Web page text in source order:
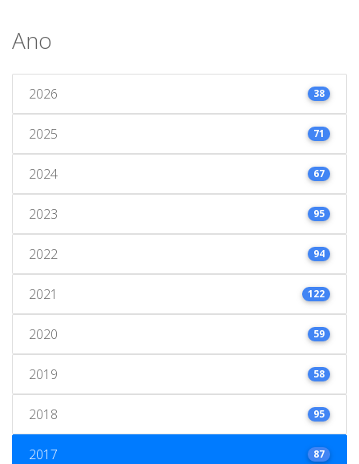
Ano
2026 38
2025 71
2024 67
2023 95
2022 94
2021 122
2020 59
2019 58
2018 95
2017 87